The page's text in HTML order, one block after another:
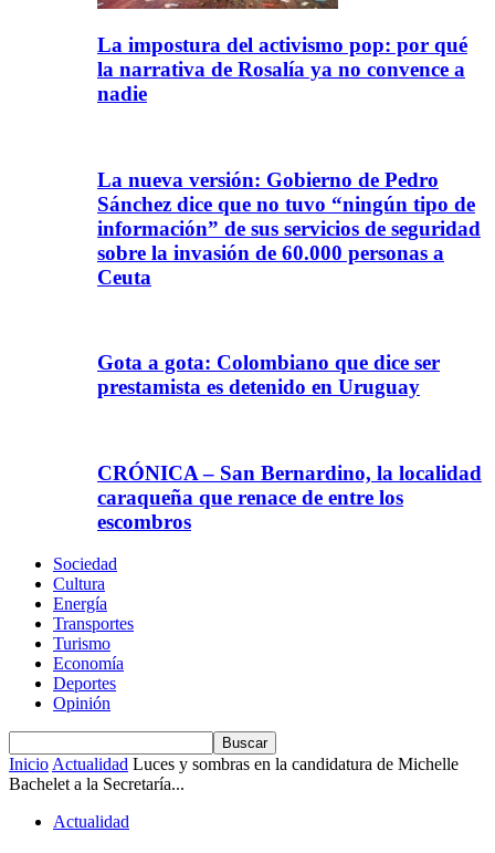
La impostura del activismo pop: por qué
la narrativa de Rosalía ya no convence a
nadie
La nueva versión: Gobierno de Pedro
Sánchez dice que no tuvo “ningún tipo de
información” de sus servicios de seguridad
sobre la invasión de 60.000 personas a
Ceuta
Gota a gota: Colombiano que dice ser
prestamista es detenido en Uruguay
CRÓNICA – San Bernardino, la localidad
caraqueña que renace de entre los
escombros
Sociedad
Cultura
Energía
Transportes
Turismo
Economía
Deportes
Opinión
InicioActualidad Luces y sombras en la candidatura de Michelle
Bachelet a la Secretaría...
Actualidad